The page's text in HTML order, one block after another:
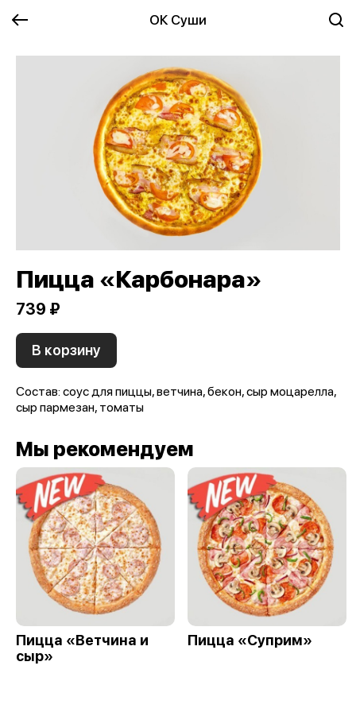
ОК Суши
Пицца «Карбонара»
739 ₽
В корзину
Состав: соус для пиццы, ветчина, бекон, сыр моцарелла,
сыр пармезан, томаты
Мы рекомендуем
Пицца «Ветчина и
сыр»
Пицца «Суприм»